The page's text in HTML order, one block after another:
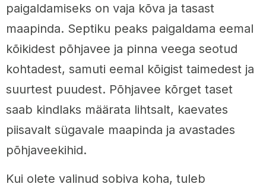
paigaldamiseks on vaja kõva ja tasast
maapinda. Septiku peaks paigaldama eemal
kõikidest põhjavee ja pinna veega seotud
kohtadest, samuti eemal kõigist taimedest ja
suurtest puudest. Põhjavee kõrget taset
saab kindlaks määrata lihtsalt, kaevates
piisavalt sügavale maapinda ja avastades
põhjaveekihid.
Kui olete valinud sobiva koha, tuleb